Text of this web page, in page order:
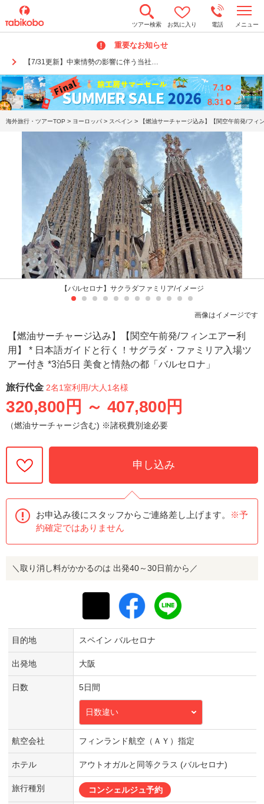
ツアー検索 お気に入り 電話 メニュー
重要なお知らせ
【7/31更新】中東情勢の影響に伴う当社…
o
n
a
v
i
g
a
t
海外旅行・ツアーTOP > ヨーロッパ > スペイン > 【燃油サーチャージ込み】【関空午前発/フ
【バルセロナ】サクラダファミリア/イメージ
画像はイメージです
【燃油サーチャージ込み】【関空午前発/フィンエアー利
用】 * 日本語ガイドと行く！サグラダ・ファミリア入場ツ
アー付き *3泊5日 美食と情熱の都「バルセロナ」
旅行代金 2名1室利用/大人1名様
320,800円 ～ 407,800円
（燃油サーチャージ含む) ※諸税費別途必要
申し込み
お申込み後にスタッフからご連絡差し上げます。
※予
約確定ではありません
＼取り消し料がかかるのは 出発40～30日前から／
目的地 スペイン バルセロナ
出発地 大阪
日数 5日間
日数違い
航空会社 フィンランド航空（ＡＹ）指定
ホテル アウトオガルと同等クラス (バルセロナ)
旅行種別 コンシェルジュ予約